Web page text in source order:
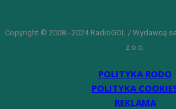
Copyright © 2008 - 2024 RadioGOL / Wydawcą
z o.o.
POLITYKA RODO
POLITYKA
REKLAMA